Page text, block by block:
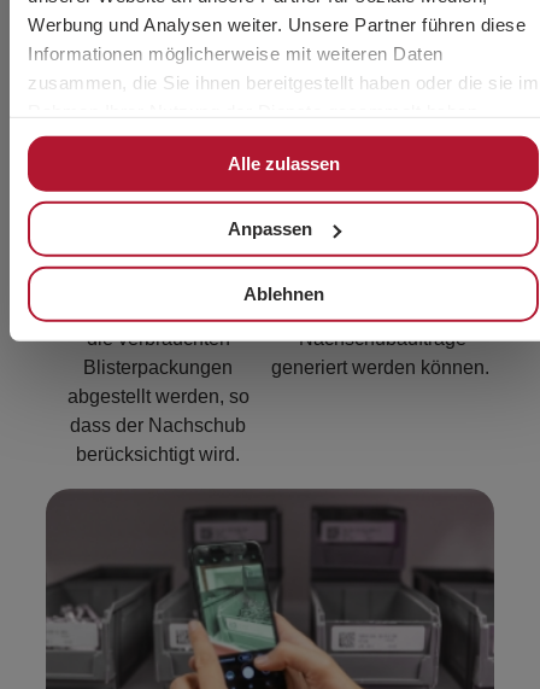
Werbung und Analysen weiter. Unsere Partner führen diese
Informationen möglicherweise mit weiteren Daten
zusammen, die Sie ihnen bereitgestellt haben oder die sie im
Alle zulassen
Anpassen
Ablehnen
Intelligentes Regal
Das Regal hat eine RFID-
die verbrauchten
Blisterpackungen
abgestellt werden, so
dass der Nachschub
berücksichtigt wird.
RFID-Briefkasten
Die RFID-Tags werden in
Nachschubaufträge
generiert werden können.